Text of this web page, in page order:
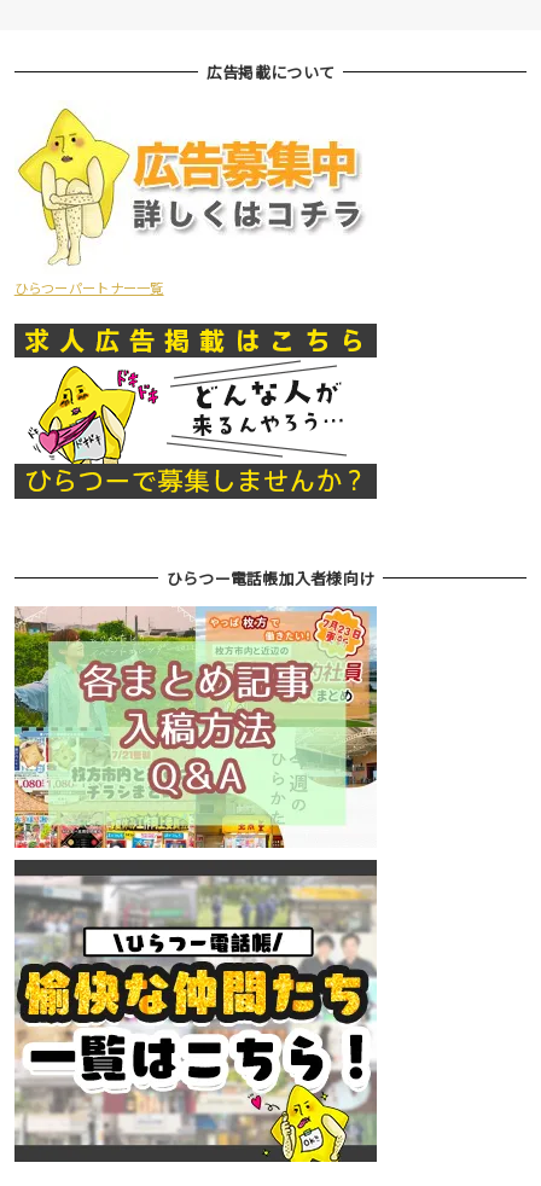
広告掲載について
ひらつーパートナー一覧
ひらつー電話帳加入者様向け